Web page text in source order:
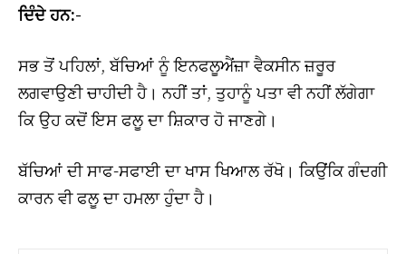
ਦਿੰਦੇ ਹਨ:-
ਸਭ ਤੋਂ ਪਹਿਲਾਂ, ਬੱਚਿਆਂ ਨੂੰ ਇਨਫਲੂਐਂਜ਼ਾ ਵੈਕਸੀਨ ਜ਼ਰੂਰ
ਲਗਵਾਉਣੀ ਚਾਹੀਦੀ ਹੈ। ਨਹੀਂ ਤਾਂ, ਤੁਹਾਨੂੰ ਪਤਾ ਵੀ ਨਹੀਂ ਲੱਗੇਗਾ
ਕਿ ਉਹ ਕਦੋਂ ਇਸ ਫਲੂ ਦਾ ਸ਼ਿਕਾਰ ਹੋ ਜਾਣਗੇ।
ਬੱਚਿਆਂ ਦੀ ਸਾਫ-ਸਫਾਈ ਦਾ ਖਾਸ ਖਿਆਲ ਰੱਖੋ। ਕਿਉਂਕਿ ਗੰਦਗੀ
ਕਾਰਨ ਵੀ ਫਲੂ ਦਾ ਹਮਲਾ ਹੁੰਦਾ ਹੈ।